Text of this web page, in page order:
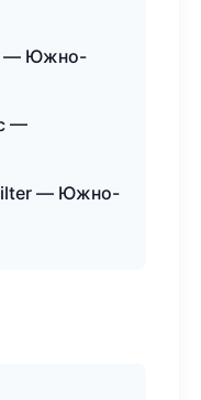
— Южно-
—
— Южно-